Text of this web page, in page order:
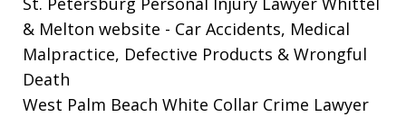
& Melton website - Car Accidents, Medical
Malpractice, Defective Products & Wrongful
Death
West Palm Beach White Collar Crime Lawyer